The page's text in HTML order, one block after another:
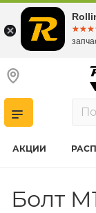
АКЦИИ
Болт